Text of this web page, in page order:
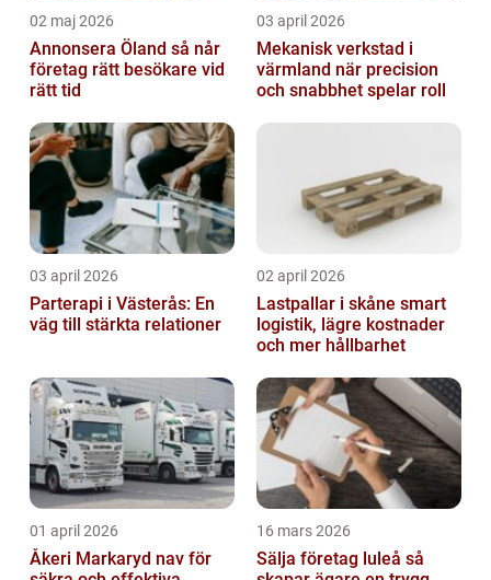
02 maj 2026
Annonsera Öland så når
företag rätt besökare vid
rätt tid
03 april 2026
Mekanisk verkstad i
värmland när precision
och snabbhet spelar roll
03 april 2026
Parterapi i Västerås: En
väg till stärkta relationer
02 april 2026
Lastpallar i skåne smart
logistik, lägre kostnader
och mer hållbarhet
01 april 2026
Åkeri Markaryd nav för
16 mars 2026
Sälja företag luleå så